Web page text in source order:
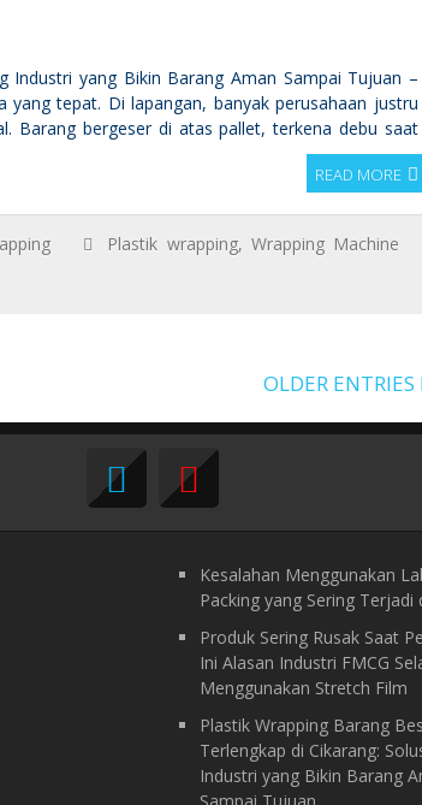
Industri yang Bikin Barang Aman Sampai Tujuan –
tepat. Di lapangan, banyak perusahaan justru
Barang bergeser di atas pallet, terkena debu saat
READ MORE
Plastik wrapping, Wrapping Machine
OLDER ENTRIES
Kesalahan Menggunakan
Packing yang Sering Terjadi
Produk Sering Rusak Saat
Ini Alasan Industri FMCG
Menggunakan Stretch Film
Plastik Wrapping Barang
Terlengkap di Cikarang:
Industri yang Bikin Barang